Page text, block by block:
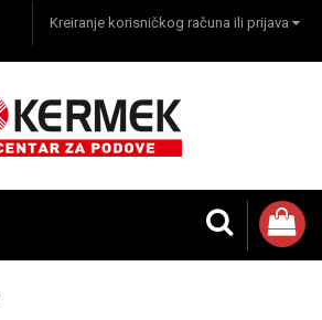
Kreiranje korisničkog računa ili prijava